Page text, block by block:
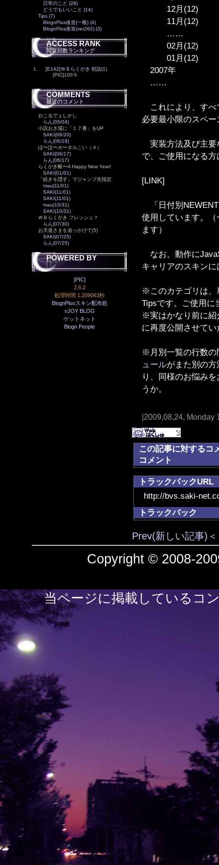
日常のこと (28)
どうでもいいこと (14)
Tips (7)
BlognPlus改造(一般) (4)
BlognPlus改造(ver262) (3)
ACCESS RANK
閲覧回数ランキング
1. [E142]ＷＢらくがき 初詣(1)
[PIC]100％
COMMENTS
最近のコメント
おこるでぇしかし
らん(05/04)
小説おき場に「１７番」をUP
SAKI(06/20)
らん(06/19)
ほ〜ほ〜ホ〜タルこい（４）
SAKI(06/17)
らん(06/17)
らくがき帳〜A Happy New Year!
SAKI(01/01)
「続きを隠す」でジャンプ先指定
mau(11/01)
SAKI(11/01)
SAKI(11/01)
mau(10/31)
SAKI(10/31)
ＷＢらくがき フレッシュ？
らん(07/30)
お天道さまを追っかけて(5)
SAKI(07/25)
らん(07/25)
POWERED BY
[PIC]
2.6.2
処理時間 1.209063秒
BlognPlusスキン配布処
nJOY BLOG
ゲットネット
Blogn People
12月(12)
11月(12)
……
02月(12)
01月(12)
2007年
……
これにより、すべ
必要最小限のスペ
実装方法及び主要
で、ご使用になる
[LINK]
「日付別
使用しています。
ます）
なお、動作に
キャリアのスキン
※このカテゴリは、
Tipsです。ご使用に
※実はかなり前に紹
に再度公開させて
※月別一覧の行数の
ュールがまた別の
り、同様のお悩み
うか。
|2009,08,24, Monday
この記事に対するコ
コメント
トラックバックURL
http://bvs.saki-
トラックバック
Prev(新しい記事)＜
Copyright © 2008-
当ページに掲載しているコ